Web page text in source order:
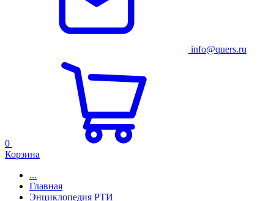
info@quers.ru
0
Корзина
...
Главная
Энциклопедия РТИ